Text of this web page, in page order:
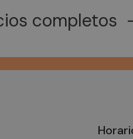
completos